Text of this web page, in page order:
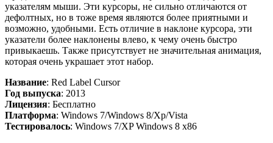
указателям мыши. Эти курсоры, не сильно отличаются от
дефолтных, но в тоже время являются более приятными и
возможно, удобными. Есть отличие в наклоне курсора, эти
указатели более наклонены влево, к чему очень быстро
привыкаешь. Также присутствует не значительная анимация,
которая очень украшает этот набор.
Название: Red Label Cursor
Год выпуска: 2013
Лицензия: Бесплатно
Платформа: Windows 7/Windows 8/Xp/Vista
Тестировалось: Windows 7/XP Windows 8 x86